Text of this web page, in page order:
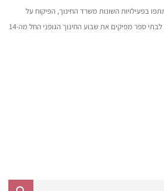
בפעילויות השונות משרד החינוך, הפיקוח על
החינוך הגופני והתאחדות הספורט לבתי ספר מפיקים את שבוע החינוך הגופני החל מה-14